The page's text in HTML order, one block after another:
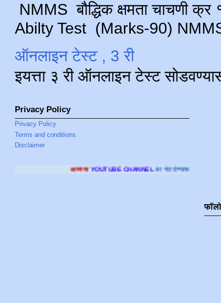
NMMS बौद्धिक क्षमता चाचणी
Abilty Test (Marks-90) NMMS
ऑनलाइन टेस्ट , 3 री
इयत्ता ३ री ऑनलाइन टेस्ट
Privacy Policy
Privacy Policy
Terms and conditions
Disclaimer
YOUTUBE CHANNELला भेट देण्यासाठी क्लिक करा.